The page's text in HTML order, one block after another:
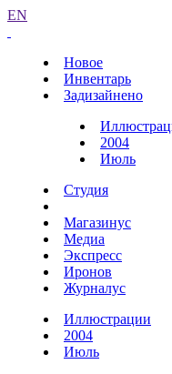
EN
Новое
Инвентарь
Задизайнено
2004
Июль
Студия
Магазинус
Медиа
Экспресс
Иронов
Журналус
Иллюстрации
2004
Июль